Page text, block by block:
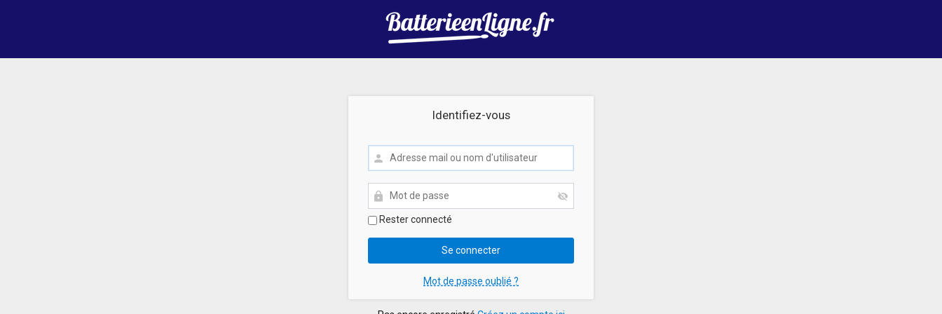
Identifiez-vous
Rester connecté
Mot de passe oublié ?